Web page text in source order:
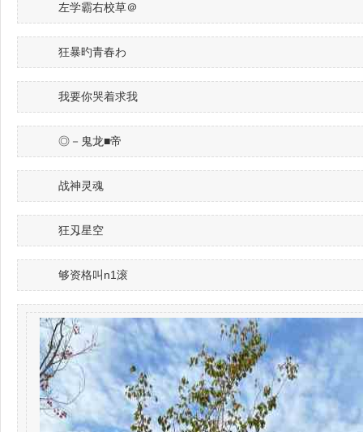
左学霸右校草＠
狂暴旳青春わ
我要你哭着求我
◎－鬼龙■帝
战神灵魂
狂刄星空
够资格叫n1滚